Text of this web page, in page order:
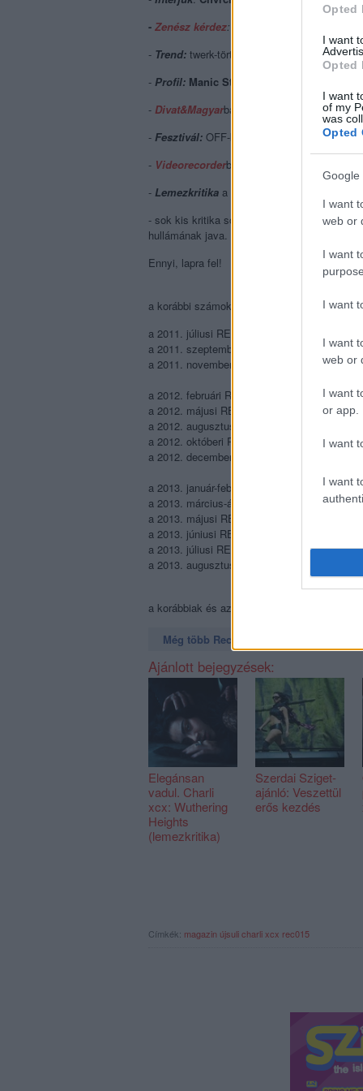
Opted
I want
Opted
I want
of my
was
Opted
Google
I want
web or
I want
I want
I want
web or
I want
or app.
I want
I want
- Zenész kérdez:
- Trend: twerk-történet, a vonatos rockturnék
- Profil: Manic Street Preachers
- Divat&Magyarban
BP Clothing és a Wu-
- Fesztivál: OFF-beszámoló
- Videorecorderben
- Lemezkritika a
- sok kis kritika sok jó és kevés csalódást
hullámának java.
Ennyi, lapra fel!
a korábbi számok fókusztémái:
a 2011. júliusi REC001
a 2011. szeptemberi REC002
Popzene és
a 2011. novemberi REC003
Popzene és
a 2012. februári REC004
Popzene és drogok
a 2012. májusi REC005
Vidék vs főváros
a 2012. augusztusi REC006
a 2012. októberi REC007
Popzene és divat
a 2012. decemberi REC008
a 2013. január-februári REC009
Zenepuzzle
a 2013. március-áprilisi REC010
Újrakezdők
a 2013. májusi REC011
a 2013. júniusi REC012 a
a 2013. júliusi REC013
Summer jam
a 2013. augusztusi REC014
a korábbiak és az új lapszám pedig
Még több Recorder a Facebookon.
Ajánlott bejegyzések:
Elegánsan
vadul. Charli
xcx: Wuthering
Heights
(lemezkritika)
Szerdai Sziget-
ajánló: Veszettül
erős kezdés
Címkék: magazin újsulicharli xcx rec015